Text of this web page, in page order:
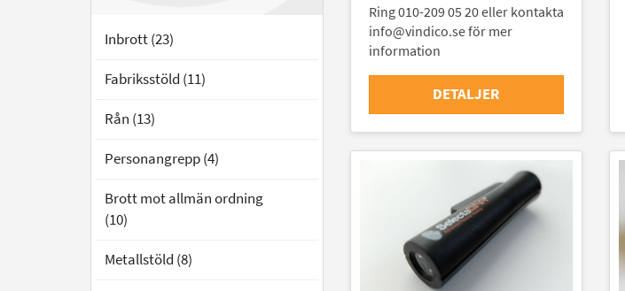
Inbrott (23)
Fabriksstöld (11)
Rån (13)
Personangrepp (4)
Brott mot allmän ordning
(10)
Metallstöld (8)
Ring 010-209 05 20 eller kontakta
info@vindico.se för mer
information
DETALJER